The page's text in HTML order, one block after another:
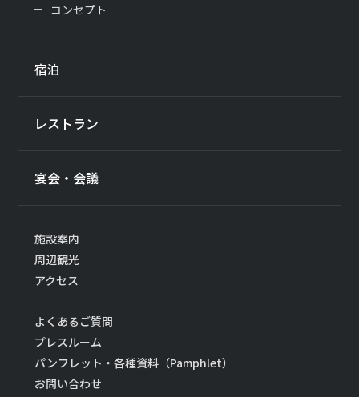
コンセプト
宿泊
レストラン
宴会・会議
施設案内
周辺観光
アクセス
よくあるご質問
プレスルーム
パンフレット・各種資料（Pamphlet）
お問い合わせ